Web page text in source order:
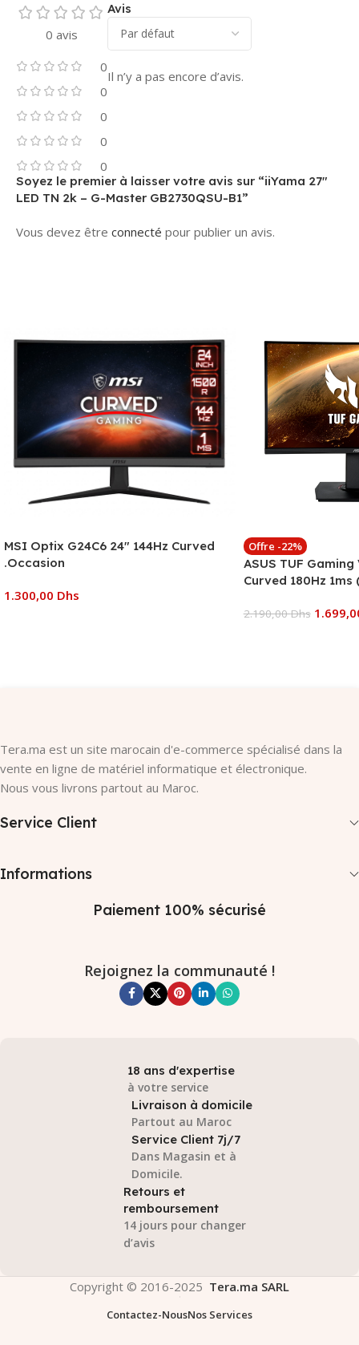
0 avis
0
0
0
0
0
Avis
Il n’y a pas encore d’avis.
Soyez le premier à laisser votre avis sur “iiYama 27″
LED TN 2k – G-Master GB2730QSU-B1”
Vous devez être connecté pour publier un avis.
MSI Optix G24C6 24″ 144Hz Curved
.Occasion
1.300,00 Dhs
Offre -22%
ASUS TUF Gaming
Curved 180Hz 1ms
2.190,00Dhs
Tera.ma est un site marocain d'e-commerce spécialisé dans la
vente en ligne de matériel informatique et électronique.
Nous vous livrons partout au Maroc.
Service Client
Informations
Paiement 100% sécurisé
Rejoignez la communauté !
18 ans d'expertise
à votre service
Livraison à domicile
Partout au Maroc
Service Client 7j/7
Dans Magasin et à
Domicile.
Retours et
remboursement
14 jours pour changer
d’avis
Copyright © 2016-2025 Tera.ma SARL
Contactez-NousNos Services